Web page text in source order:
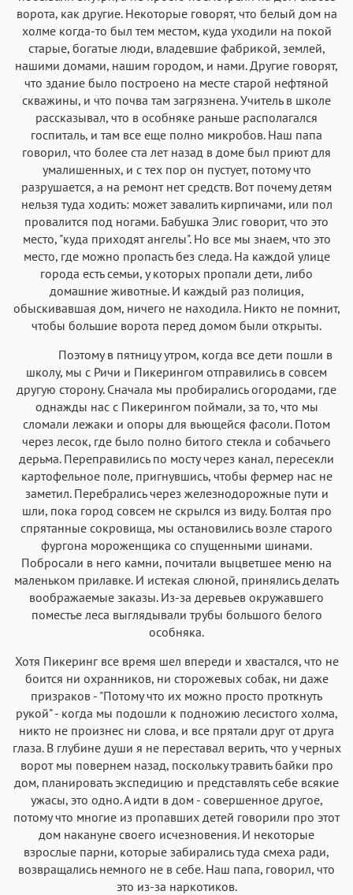
ворота, как другие. Некоторые говорят, что белый дом на
холме когда-то был тем местом, куда уходили на покой
старые, богатые люди, владевшие фабрикой, землей,
нашими домами, нашим городом, и нами. Другие говорят,
что здание было построено на месте старой нефтяной
скважины, и что почва там загрязнена. Учитель в школе
рассказывал, что в особняке раньше располагался
госпиталь, и там все еще полно микробов. Наш папа
говорил, что более ста лет назад в доме был приют для
умалишенных, и с тех пор он пустует, потому что
разрушается, а на ремонт нет средств. Вот почему детям
нельзя туда ходить: может завалить кирпичами, или пол
провалится под ногами. Бабушка Элис говорит, что это
место, "куда приходят ангелы". Но все мы знаем, что это
место, где можно пропасть без следа. На каждой улице
города есть семьи, у которых пропали дети, либо
домашние животные. И каждый раз полиция,
обыскивавшая дом, ничего не находила. Никто не помнит,
чтобы большие ворота перед домом были открыты.
Поэтому в пятницу утром, когда все дети пошли в
школу, мы с Ричи и Пикерингом отправились в совсем
другую сторону. Сначала мы пробирались огородами, где
однажды нас с Пикерингом поймали, за то, что мы
сломали лежаки и опоры для вьющейся фасоли. Потом
через лесок, где было полно битого стекла и собачьего
дерьма. Переправились по мосту через канал, пересекли
картофельное поле, пригнувшись, чтобы фермер нас не
заметил. Перебрались через железнодорожные пути и
шли, пока город совсем не скрылся из виду. Болтая про
спрятанные сокровища, мы остановились возле старого
фургона мороженщика со спущенными шинами.
Побросали в него камни, почитали выцветшее меню на
маленьком прилавке. И истекая слюной, принялись делать
воображаемые заказы. Из-за деревьев окружавшего
поместье леса выглядывали трубы большого белого
особняка.
Хотя Пикеринг все время шел впереди и хвастался, что не
боится ни охранников, ни сторожевых собак, ни даже
призраков - "Потому что их можно просто проткнуть
рукой" - когда мы подошли к подножию лесистого холма,
никто не произнес ни слова, и все прятали друг от друга
глаза. В глубине души я не переставал верить, что у черных
ворот мы повернем назад, поскольку травить байки про
дом, планировать экспедицию и представлять себе всякие
ужасы, это одно. А идти в дом - совершенное другое,
потому что многие из пропавших детей говорили про этот
дом накануне своего исчезновения. И некоторые
взрослые парни, которые забирались туда смеха ради,
возвращались немного не в себе. Наш папа, говорил, что
это из-за наркотиков.